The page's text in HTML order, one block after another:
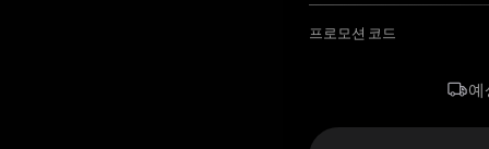
프로모션 코드
예